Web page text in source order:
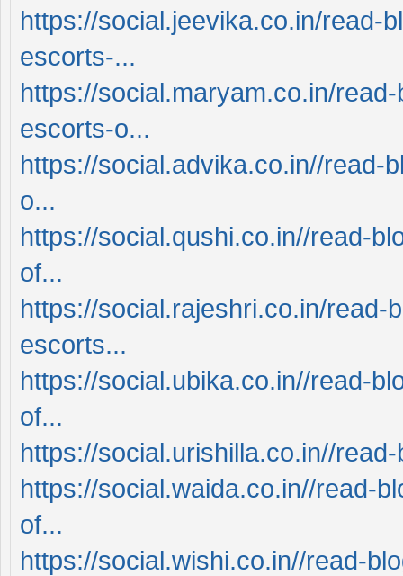
https://social.jeevika.co.in/read-
escorts-...
https://social.maryam.co.in/
escorts-o...
https://social.advika.co.in//read-
o...
https://social.qushi.co.in//read-
of...
https://social.rajeshri.co.in/read-
escorts...
https://social.ubika.co.in//read-
of...
https://social.urishilla.co.in//
https://social.waida.co.in//read-
of...
https://social.wishi.co.in//read-